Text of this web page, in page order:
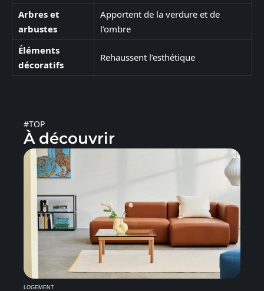
Arbres et
arbustes
Apportent de la verdure et de
l’ombre
Éléments
décoratifs
Rehaussent l’esthétique
#TOP
À découvrir
LOGEMENT